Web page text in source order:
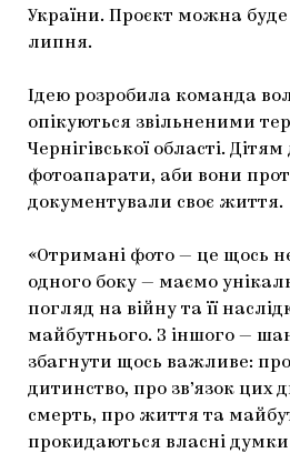
України. Проєкт можна буде
липня.
Ідею розробила команда
опікуються звільненими
Чернігівської області.
фотоапарати, аби вони
документували своє життя.
«Отримані фото — це щось
одного боку — маємо
погляд на війну та її
майбутнього. З іншого —
збагнути щось важливе:
дитинство, про зв’язок цих
смерть, про життя та
прокидаються власні думки